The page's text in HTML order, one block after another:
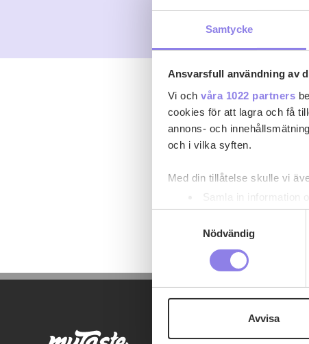
Samtycke
Ansvarsfull användning av
Vi och våra 1022 partners
cookies för att lagra och få
annons- och
och i vilka syften.
Med din tillåtelse skulle vi
Samla in information
Identifiera din enhet
Ta reda på mer om hur dina
eller dra tillbaka ditt
eller äldre. Genom att
Nödvändig
Avvisa